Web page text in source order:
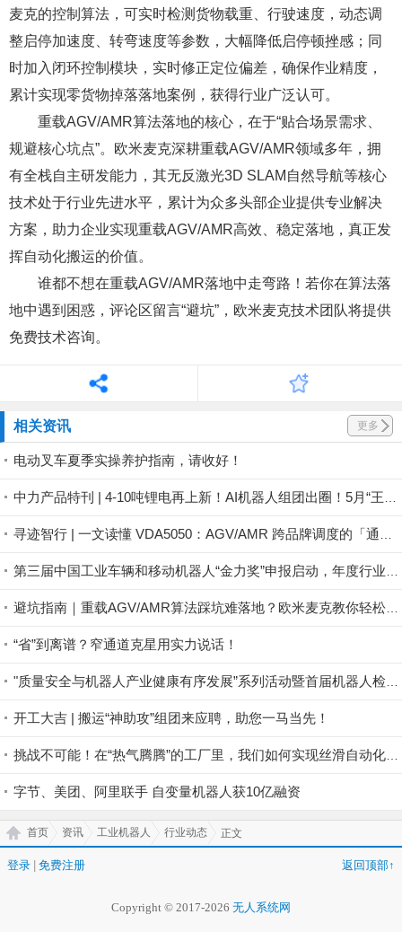
麦克的控制算法，可实时检测货物载重、行驶速度，动态调
整启停加速度、转弯速度等参数，大幅降低启停顿挫感；同
时加入闭环控制模块，实时修正定位偏差，确保作业精度，
累计实现零货物掉落落地案例，获得行业广泛认可。
重载AGV/AMR算法落地的核心，在于“贴合场景需求、
规避核心坑点”。 欧米麦克深耕重载AGV/AMR领域多年，拥
有全栈自主研发能力，其无反激光3D SLAM自然导航等核心
技术处于行业先进水平，累计为众多头部企业提供专业解决
方案，助力企业实现重载AGV/AMR高效、稳定落地，真正发
挥自动化搬运的价值。
谁都不想在重载AGV/AMR落地中走弯路！若你在算法落
地中遇到困惑，评论区留言“避坑”，欧米麦克技术团队将提供
免费技术咨询。
相关资讯 更多
电动叉车夏季实操养护指南，请收好！
“省”到离谱？窄通道克星用实力说话！
开工大吉 | 搬运“神助攻”组团来应聘，助您一马当先！
字节、美团、阿里联手 自变量机器人获10亿融资
首页 资讯 工业机器人 行业动态 正文
登录 免费注册 返回顶部↑
Copyright © 2017-2026 无人系统网